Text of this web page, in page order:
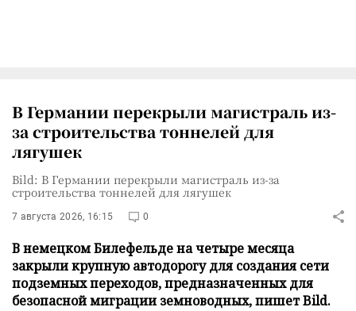
В Германии перекрыли магистраль из-
за строительства тоннелей для
лягушек
Bild: В Германии перекрыли магистраль из-за
строительства тоннелей для лягушек
7 августа 2026, 16:15 0
В немецком Билефельде на четыре месяца
закрыли крупную автодорогу для создания сети
подземных переходов, предназначенных для
безопасной миграции земноводных, пишет Bild.